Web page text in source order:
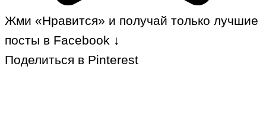
Жми «Нравится» и получай только лучшие
посты в Facebook ↓
Поделиться в Pinterest